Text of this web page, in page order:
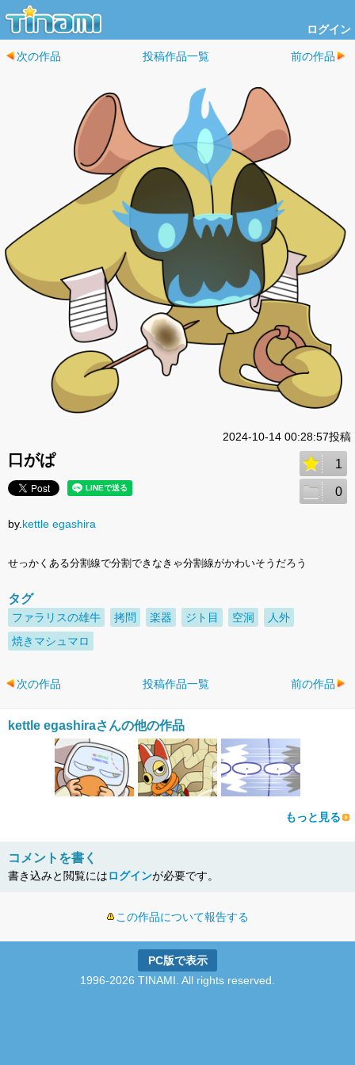
ログイン
次の作品 投稿作品一覧 前の作品
2024-10-14 00:28:57投稿
口がぱ 1
0
by. kettle egashira
せっかくある分割線で分割できなきゃ分割線がかわいそうだろう
タグ
ファラリスの雄牛 拷問 楽器 ジト目 空洞
人外
焼きマシュマロ
次の作品 投稿作品一覧 前の作品
kettle egashiraさんの他の作品
もっと見る
コメントを書く
書き込みと閲覧にはログインが必要です。
この作品について報告する
PC版で表示
1996-2026 TINAMI. All rights reserved.